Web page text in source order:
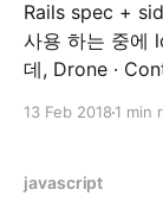
Rails spec + sidekiq 설정 Rails
사용 하는 중에
데, Drone ·
13 Feb 2018 1 min
javascript